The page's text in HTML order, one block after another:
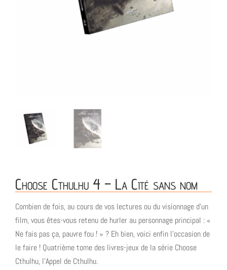
Choose Cthulhu 4 – La Cité sans nom
Combien de fois, au cours de vos lectures ou du visionnage d’un
film, vous êtes-vous retenu de hurler au personnage principal : «
Ne fais pas ça, pauvre fou ! » ? Eh bien, voici enfin l’occasion de
le faire ! Quatrième tome des livres-jeux de la série Choose
Cthulhu, l’Appel de Cthulhu.